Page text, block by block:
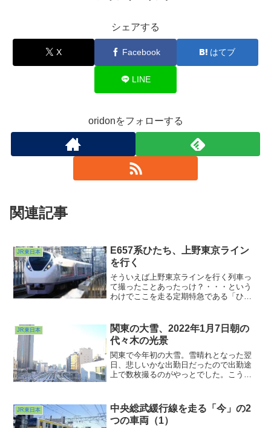
シェアする
X Facebook はてブ
LINE
oridonをフォローする
関連記事
JR東日本
E657系ひたち、上野東京ライン
を行く
そういえば上野東京ラインを行く列車っ
て撮ったことあったっけ？・・・という
わけでここを走る定期特急である「ひた
気がします。総武線ユーザーだとそんな
感じですよねwww。...
JR東日本
関東の大雪、2022年1月7日朝の
代々木の光景
関東で今年初の大雪。雪晴れとなった翌
日、悲しいかな出勤日だったので出勤途
上で数枚撮るのがやっとでした。こうい
イで撮ってました。見慣れた都心の光景
も白く塗られると見栄えが変わります
ね。今から次の降雪が待ち遠しいなぁな
JR東日本
中央総武緩行線を走る「今」の2
つの車両（1）